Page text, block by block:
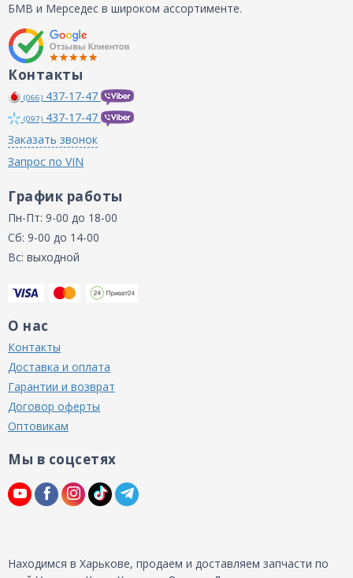
БМВ и Мерседес в широком ассортименте.
Контакты
(066) 437-17-47
(097) 437-17-47
Заказать звонок
Запрос по VIN
График работы
Пн-Пт: 9-00 до 18-00
Сб: 9-00 до 14-00
Вс: выходной
О нас
Контакты
Доставка и оплата
Гарантии и возврат
Договор оферты
Оптовикам
Мы в соцсетях
Находимся в Харькове, продаем и доставляем запчасти по